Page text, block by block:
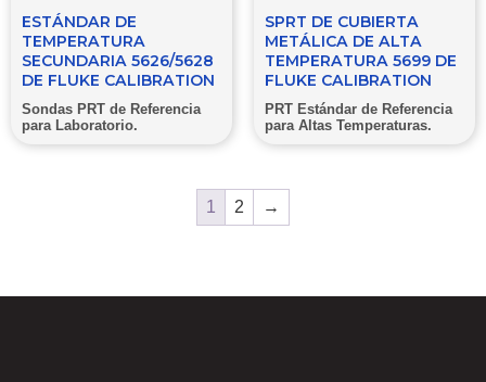
ESTÁNDAR DE
TEMPERATURA
SECUNDARIA 5626/5628
DE FLUKE CALIBRATION
Sondas PRT de Referencia
para Laboratorio.
SPRT DE CUBIERTA
METÁLICA DE ALTA
TEMPERATURA 5699 DE
FLUKE CALIBRATION
PRT Estándar de Referencia
para Altas Temperaturas.
1 2 →